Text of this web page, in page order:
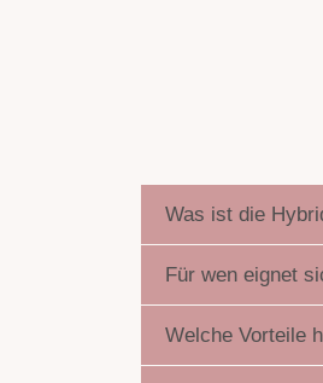
Was ist die
Für wen eignet
Welche Vorteile